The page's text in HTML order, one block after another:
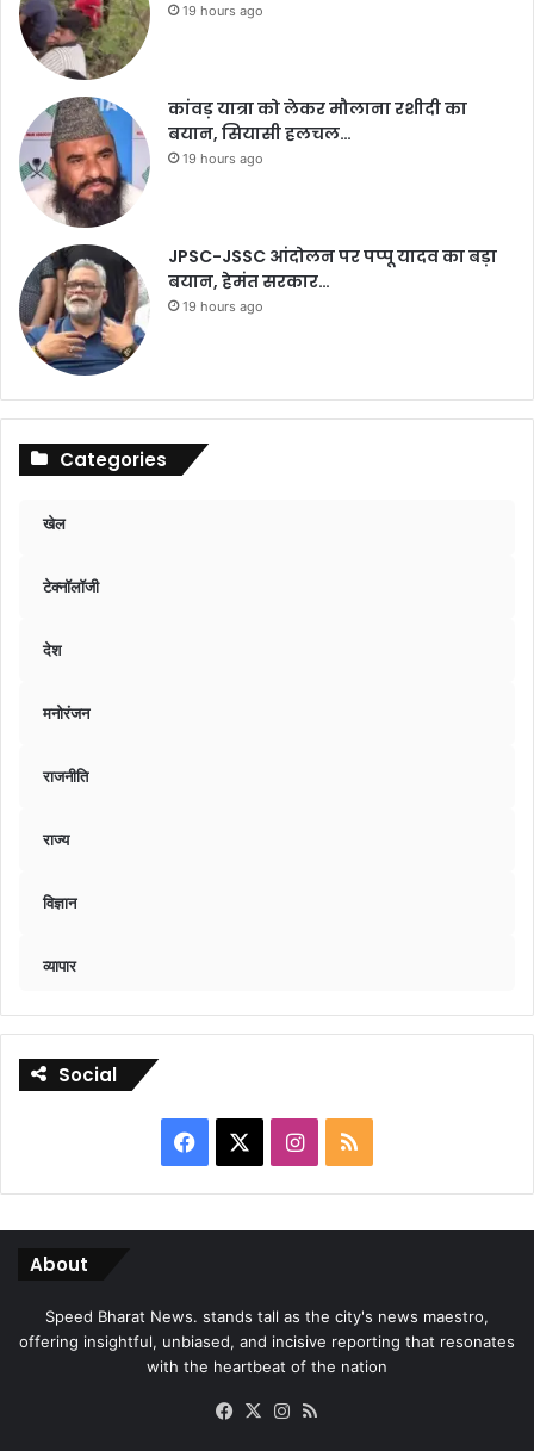
19 hours ago
कांवड़ यात्रा को लेकर मौलाना रशीदी का
बयान, सियासी हलचल…
19 hours ago
JPSC-JSSC आंदोलन पर पप्पू यादव का बड़ा
बयान, हेमंत सरकार…
19 hours ago
Categories
खेल
टेक्नॉलॉजी
देश
मनोरंजन
राजनीति
राज्य
विज्ञान
व्यापार
Social
Facebook Instagram
RSS
About
Speed Bharat News. stands tall as the city's news maestro,
offering insightful, unbiased, and incisive reporting that resonates
with the heartbeat of the nation
Facebook
X Instagram